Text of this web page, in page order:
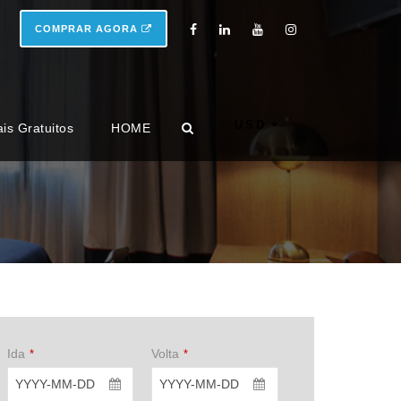
COMPRAR AGORA
Gratuitos HOME
Ida * Volta *